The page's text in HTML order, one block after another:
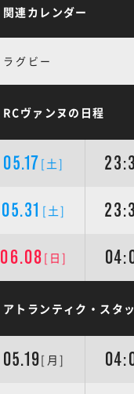
関連カレンダー
ラグビー
RCヴァンヌの日程
05.17 [土]
05.31 [土]
06.08 [日]
アトランティク・スタ
05.19[月]